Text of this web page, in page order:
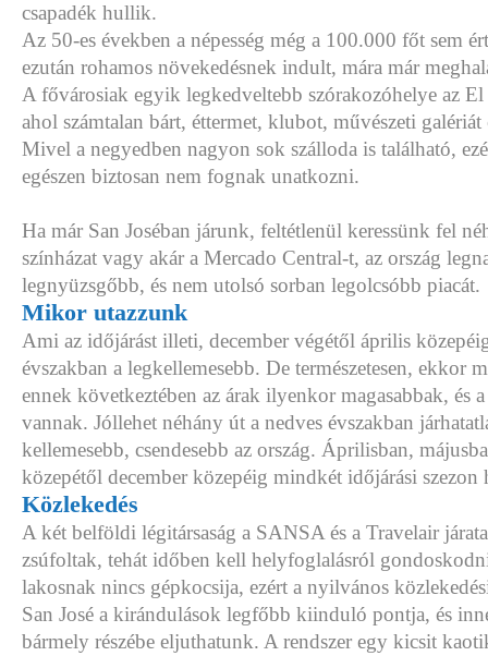
csapadék hullik.
Az 50-es években a népesség még a 100.000 főt sem
ezután rohamos növekedésnek indult, mára már
A fővárosiak egyik legkedveltebb szórakozóhelye az
ahol számtalan bárt, éttermet, klubot, művészeti
Mivel a negyedben nagyon sok szálloda is található,
egészen biztosan nem fognak unatkozni.
Ha már San Joséban járunk, feltétlenül keressünk fel
színházat vagy akár a Mercado Central-t, az ország
legnyüzsgőbb, és nem utolsó sorban legolcsóbb piacát.
Mikor utazzunk
Ami az időjárást illeti, december végétől április
évszakban a legkellemesebb. De természetesen, ekkor
ennek következtében az árak ilyenkor magasabbak, és
vannak. Jóllehet néhány út a nedves évszakban
kellemesebb, csendesebb az ország. Áprilisban,
közepétől december közepéig mindkét időjárási szezon
Közlekedés
A két belföldi légitársaság a SANSA és a Travelair
zsúfoltak, tehát időben kell helyfoglalásról
lakosnak nincs gépkocsija, ezért a nyilvános
San José a kirándulások legfőbb kiinduló pontja, és
bármely részébe eljuthatunk. A rendszer egy kicsit